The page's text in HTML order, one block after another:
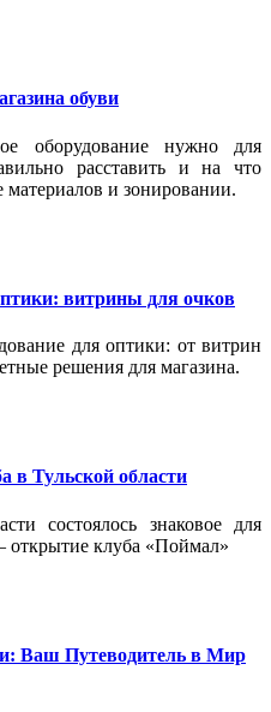
обуви
оборудование нужно для
расставить и на что
и зонировании.
витрины для очков
для оптики: от витрин
решения для магазина.
в Тульской области
состоялось знаковое для
клуба «Поймал»
Ваш Путеводитель в Мир